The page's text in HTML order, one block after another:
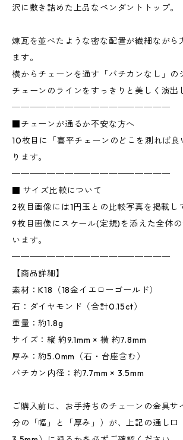
沢に敷き詰めた上品なペンダントトップ。
煉瓦を並べたような密な配置が繊細ながら
ます。
横からチェーンを通す「バチカンなし」の
チェーンのラインをすっきりと美しく演出
──────────────────
■チェーンが通るか不安な方へ
10枚目に「喜平チェーンのどこを測れば良
ります。
──────────────────
■ サイズ比較について
2枚目画像には1円玉との比較写真を掲載し
9枚目画像にスケール(定規)を添えた全体
います。
──────────────────
【商品詳細】
素材：K18（18金イエローゴールド）
石：ダイヤモンド（合計0.15ct）
重量：約1.8g
サイズ：縦 約9.1mm × 横 約7.8mm
厚み：約5.0mm（石・台座含む）
バチカン内径：約7.7mm × 3.5mm
ご購入前に、お手持ちのチェーンの金具サ
分の「幅」と「厚み」）が、上記の通し口